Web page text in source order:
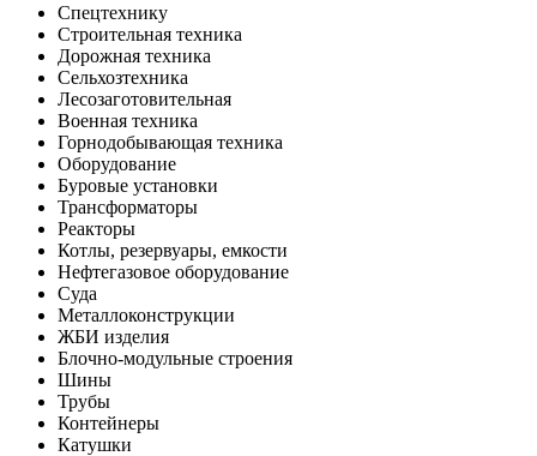
Спецтехнику
Строительная техника
Дорожная техника
Сельхозтехника
Лесозаготовительная
Военная техника
Горнодобывающая техника
Оборудование
Буровые установки
Трансформаторы
Реакторы
Котлы, резервуары, емкости
Нефтегазовое оборудование
Cуда
Металлоконструкции
ЖБИ изделия
Блочно-модульные строения
Шины
Трубы
Контейнеры
Катушки